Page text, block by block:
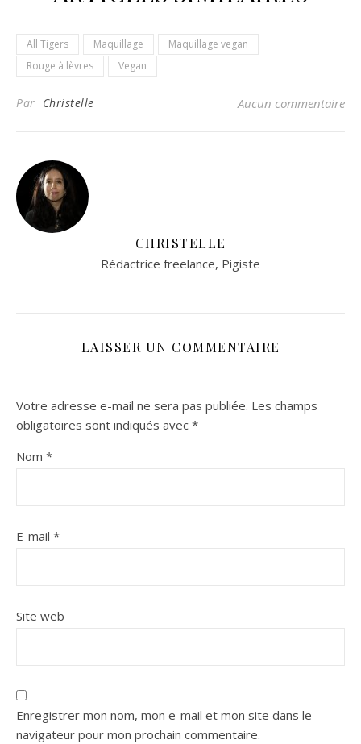
All Tigers Maquillage
Maquillage vegan
Rouge à lèvres
Vegan
Par Christelle Aucun commentaire
CHRISTELLE
Rédactrice freelance, Pigiste
LAISSER UN COMMENTAIRE
Votre adresse e-mail ne sera pas publiée. Les champs
obligatoires sont indiqués avec *
Nom *
E-mail *
Site web
Enregistrer mon nom, mon e-mail et mon site dans le
navigateur pour mon prochain commentaire.